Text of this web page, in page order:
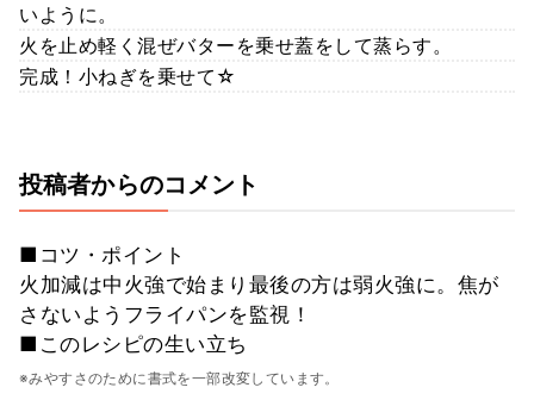
いように。
火を止め軽く混ぜバターを乗せ蓋をして蒸らす。
完成！小ねぎを乗せて☆
投稿者からのコメント
■コツ・ポイント
火加減は中火強で始まり最後の方は弱火強に。焦が
さないようフライパンを監視！
■このレシピの生い立ち
※みやすさのために書式を一部改変しています。